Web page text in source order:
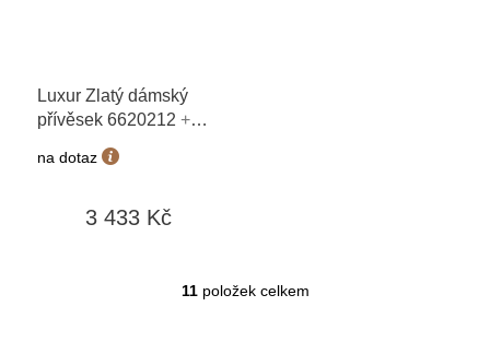
Luxur Zlatý dámský
přívěsek 6620212 +
možnost výměny do 90
dní
na dotaz
3 433 Kč
O
11položek celkem